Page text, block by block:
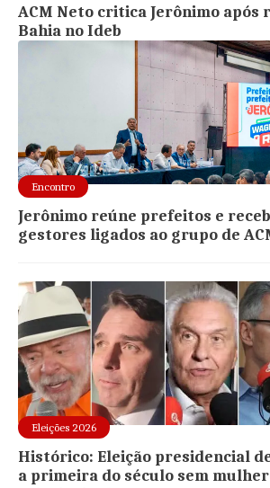
ACM Neto critica Jerônimo após
Bahia no Ideb
Encontro
Jerônimo reúne prefeitos e
gestores ligados ao grupo de
Eleições 2026
Histórico: Eleição presidencial
a primeira do século sem